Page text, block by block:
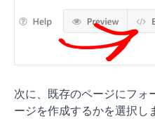
次に、既存のページにフォ
ージを作成するかを選択し